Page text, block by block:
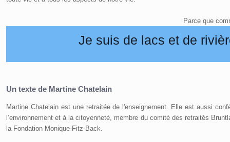
Parce que
Je suis de lacs et de
Un texte de Martine Chatelain
Martine Chatelain est une retraitée de l'enseignement. Elle est aussi
l’environnement et à la citoyenneté, membre du comité des retraités
la Fondation Monique-Fitz-Back.